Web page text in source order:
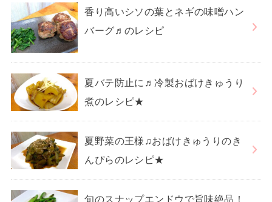
香り高いシソの葉とネギの味噌ハン
バーグ♬のレシピ
夏バテ防止に♬冷製おばけきゅうり
煮のレシピ★
夏野菜の王様♫おばけきゅうりのき
んぴらのレシピ★
旬のスナップエンドウで旨味絶品！